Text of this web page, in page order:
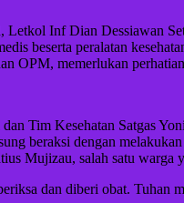
Letkol Inf Dian Dessiawan
beserta peralatan
OPM, memerlukan
Tim Kesehatan Satgas
beraksi dengan
Mujizau, salah satu
dan diberi obat. Tuhan